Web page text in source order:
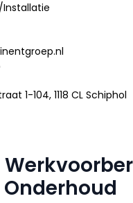
Installatie
1-104, 1118 CL Schiphol